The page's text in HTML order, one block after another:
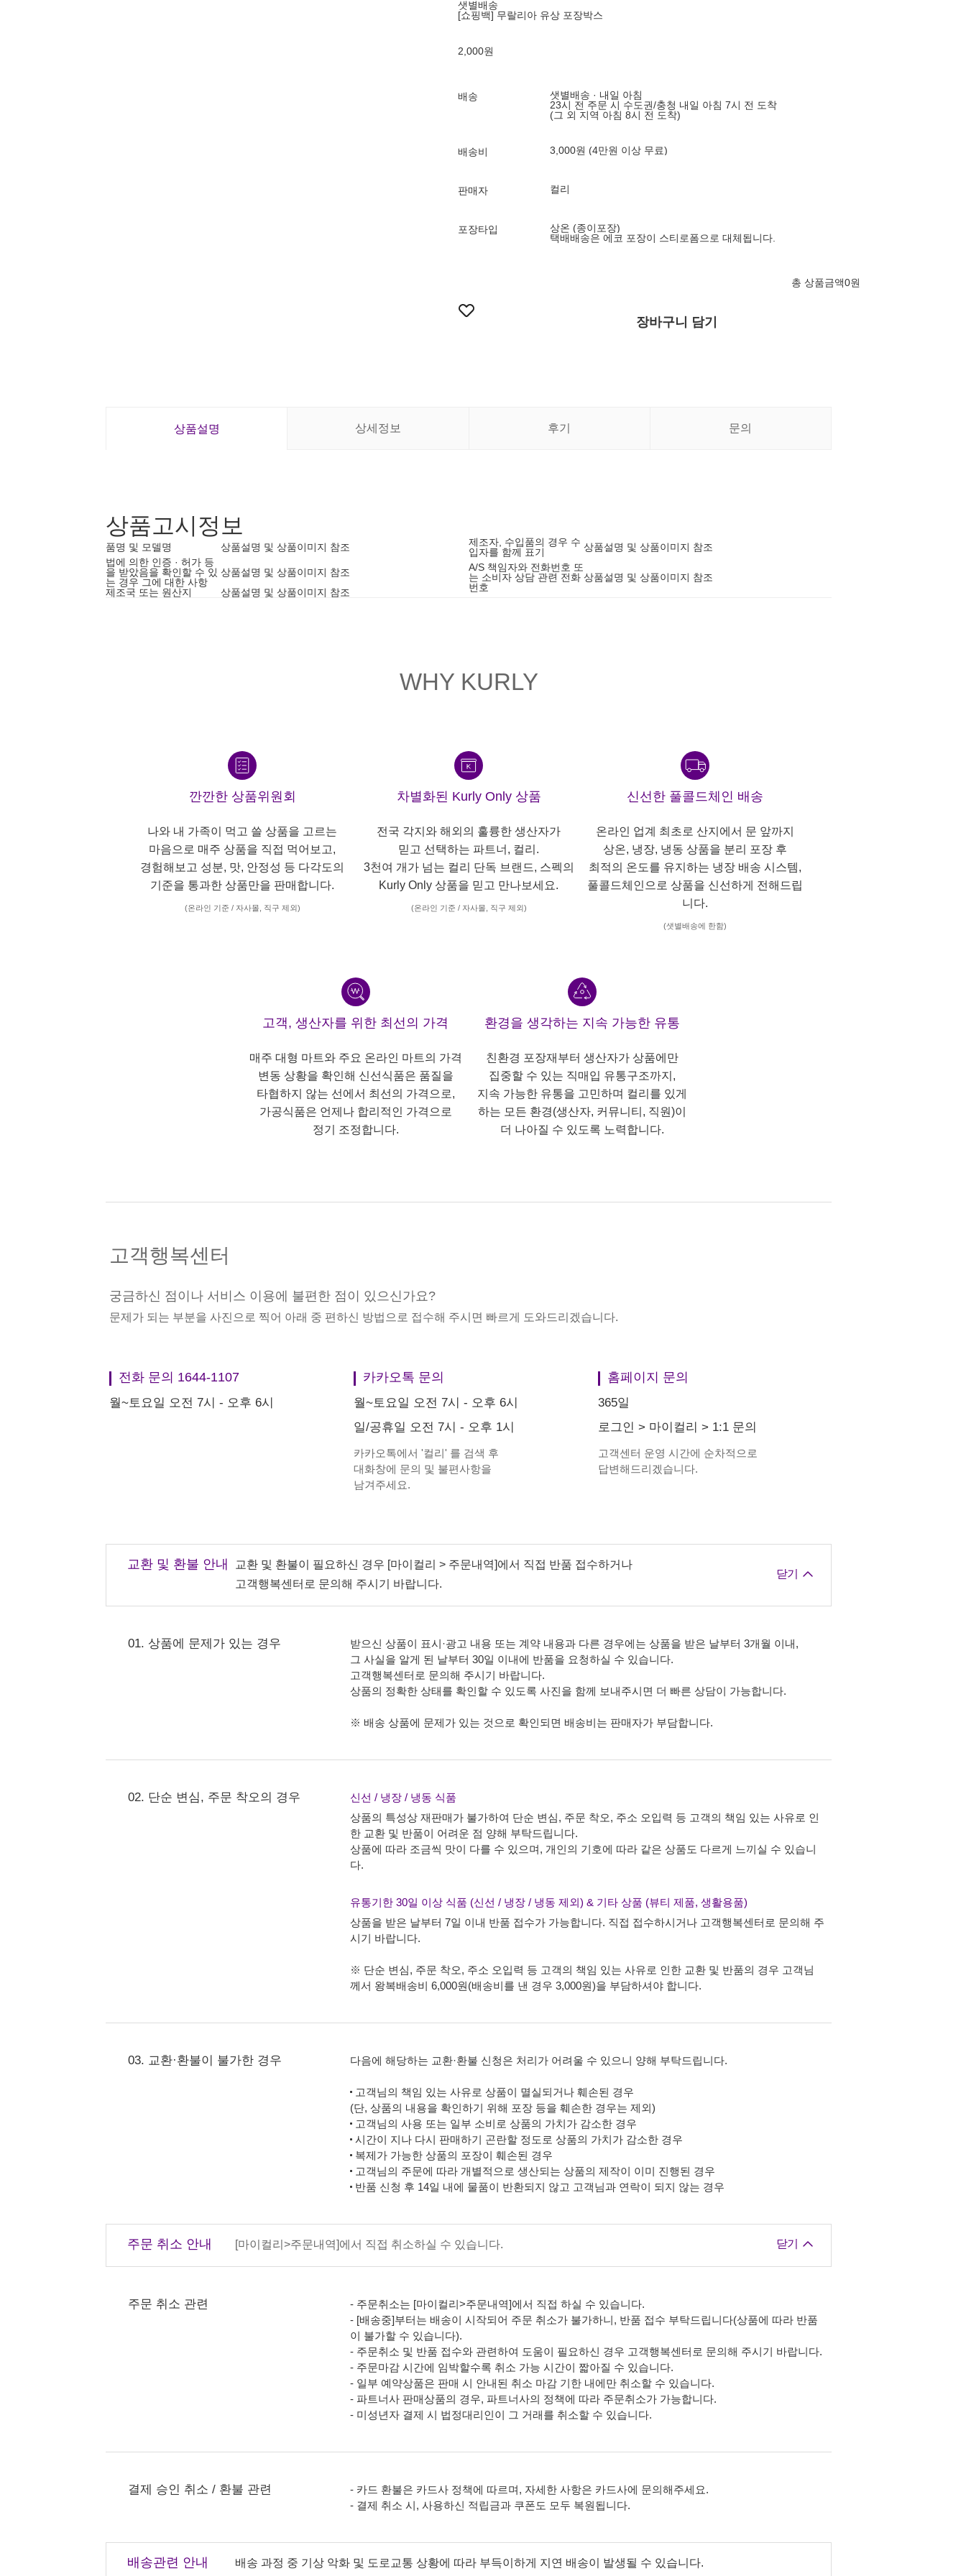
샛별배송
[쇼핑백] 무랄리아 유상 포장박스
2,000원
배송
샛별배송 · 내일 아침
23시 전 주문 시 수도권/충청 내일 아침 7시 전 도착
(그 외 지역 아침 8시 전 도착)
배송비 3,000원 (4만원 이상 무료)
판매자 컬리
포장타입
상온 (종이포장)
택배배송은 에코 포장이 스티로폼으로 대체됩니다.
총 상품금액0원
장바구니 담기
상품설명 상세정보 후기 문의
상품고시정보
품명 및 모델명 상품설명 및 상품이미지 참조
제조자, 수입품의 경우 수
입자를 함께 표기
상품설명 및 상품이미지 참조
법에 의한 인증 · 허가 등
을 받았음을 확인할 수 있
는 경우 그에 대한 사항
상품설명 및 상품이미지 참조
A/S 책임자와 전화번호 또
는 소비자 상담 관련 전화
번호
상품설명 및 상품이미지 참조
제조국 또는 원산지
상품설명 및 상품이미지 참조
WHY KURLY
깐깐한 상품위원회
나와 내 가족이 먹고 쓸 상품을 고르는
마음으로 매주 상품을 직접 먹어보고,
경험해보고 성분, 맛, 안정성 등 다각도의
기준을 통과한 상품만을 판매합니다.
(온라인 기준 / 자사몰, 직구 제외)
차별화된 Kurly Only 상품
전국 각지와 해외의 훌륭한 생산자가
믿고 선택하는 파트너, 컬리.
3천여 개가 넘는 컬리 단독 브랜드, 스펙의
Kurly Only 상품을 믿고 만나보세요.
(온라인 기준 / 자사몰, 직구 제외)
신선한 풀콜드체인 배송
온라인 업계 최초로 산지에서 문 앞까지
상온, 냉장, 냉동 상품을 분리 포장 후
최적의 온도를 유지하는 냉장 배송 시스템,
풀콜드체인으로 상품을 신선하게 전해드립
니다.
(샛별배송에 한함)
고객, 생산자를 위한 최선의 가격
매주 대형 마트와 주요 온라인 마트의 가격
변동 상황을 확인해 신선식품은 품질을
타협하지 않는 선에서 최선의 가격으로,
가공식품은 언제나 합리적인 가격으로
정기 조정합니다.
환경을 생각하는 지속 가능한 유통
친환경 포장재부터 생산자가 상품에만
집중할 수 있는 직매입 유통구조까지,
지속 가능한 유통을 고민하며 컬리를 있게
하는 모든 환경(생산자, 커뮤니티, 직원)이
더 나아질 수 있도록 노력합니다.
고객행복센터
궁금하신 점이나 서비스 이용에 불편한 점이 있으신가요?
문제가 되는 부분을 사진으로 찍어 아래 중 편하신 방법으로 접수해 주시면 빠르게 도와드리겠습니다.
전화 문의 1644-1107
월~토요일 오전 7시 - 오후 6시
카카오톡 문의
월~토요일 오전 7시 - 오후 6시
일/공휴일 오전 7시 - 오후 1시
카카오톡에서 '컬리' 를 검색 후
대화창에 문의 및 불편사항을
남겨주세요.
홈페이지 문의
365일
로그인 > 마이컬리 > 1:1 문의
고객센터 운영 시간에 순차적으로
답변해드리겠습니다.
교환 및 환불 안내
교환 및 환불이 필요하신 경우 [마이컬리 > 주문내역]에서 직접 반품 접수하거나
고객행복센터로 문의해 주시기 바랍니다.
닫기
01. 상품에 문제가 있는 경우
받으신 상품이 표시·광고 내용 또는 계약 내용과 다른 경우에는 상품을 받은 날부터 3개월 이내,
그 사실을 알게 된 날부터 30일 이내에 반품을 요청하실 수 있습니다.
고객행복센터로 문의해 주시기 바랍니다.
상품의 정확한 상태를 확인할 수 있도록 사진을 함께 보내주시면 더 빠른 상담이 가능합니다.
※ 배송 상품에 문제가 있는 것으로 확인되면 배송비는 판매자가 부담합니다.
02. 단순 변심, 주문 착오의 경우
신선 / 냉장 / 냉동 식품
상품의 특성상 재판매가 불가하여 단순 변심, 주문 착오, 주소 오입력 등 고객의 책임 있는 사유로 인
한 교환 및 반품이 어려운 점 양해 부탁드립니다.
상품에 따라 조금씩 맛이 다를 수 있으며, 개인의 기호에 따라 같은 상품도 다르게 느끼실 수 있습니
다.
유통기한 30일 이상 식품 (신선 / 냉장 / 냉동 제외) & 기타 상품 (뷰티 제품, 생활용품)
상품을 받은 날부터 7일 이내 반품 접수가 가능합니다. 직접 접수하시거나 고객행복센터로 문의해 주
시기 바랍니다.
※ 단순 변심, 주문 착오, 주소 오입력 등 고객의 책임 있는 사유로 인한 교환 및 반품의 경우 고객님
께서 왕복배송비 6,000원(배송비를 낸 경우 3,000원)을 부담하셔야 합니다.
03. 교환·환불이 불가한 경우 다음에 해당하는 교환·환불 신청은 처리가 어려울 수 있으니 양해 부탁드립니다.
고객님의 책임 있는 사유로 상품이 멸실되거나 훼손된 경우
(단, 상품의 내용을 확인하기 위해 포장 등을 훼손한 경우는 제외)
고객님의 사용 또는 일부 소비로 상품의 가치가 감소한 경우
시간이 지나 다시 판매하기 곤란할 정도로 상품의 가치가 감소한 경우
복제가 가능한 상품의 포장이 훼손된 경우
고객님의 주문에 따라 개별적으로 생산되는 상품의 제작이 이미 진행된 경우
반품 신청 후 14일 내에 물품이 반환되지 않고 고객님과 연락이 되지 않는 경우
주문 취소 안내 [마이컬리>주문내역]에서 직접 취소하실 수 있습니다. 닫기
주문 취소 관련
- 주문취소는 [마이컬리>주문내역]에서 직접 하실 수 있습니다.
- [배송중]부터는 배송이 시작되어 주문 취소가 불가하니, 반품 접수 부탁드립니다(상품에 따라 반품
이 불가할 수 있습니다).
- 주문취소 및 반품 접수와 관련하여 도움이 필요하신 경우 고객행복센터로 문의해 주시기 바랍니다.
- 주문마감 시간에 임박할수록 취소 가능 시간이 짧아질 수 있습니다.
- 일부 예약상품은 판매 시 안내된 취소 마감 기한 내에만 취소할 수 있습니다.
- 파트너사 판매상품의 경우, 파트너사의 정책에 따라 주문취소가 가능합니다.
- 미성년자 결제 시 법정대리인이 그 거래를 취소할 수 있습니다.
결제 승인 취소 / 환불 관련
- 카드 환불은 카드사 정책에 따르며, 자세한 사항은 카드사에 문의해주세요.
- 결제 취소 시, 사용하신 적립금과 쿠폰도 모두 복원됩니다.
배송관련 안내 배송 과정 중 기상 악화 및 도로교통 상황에 따라 부득이하게 지연 배송이 발생될 수 있습니다.